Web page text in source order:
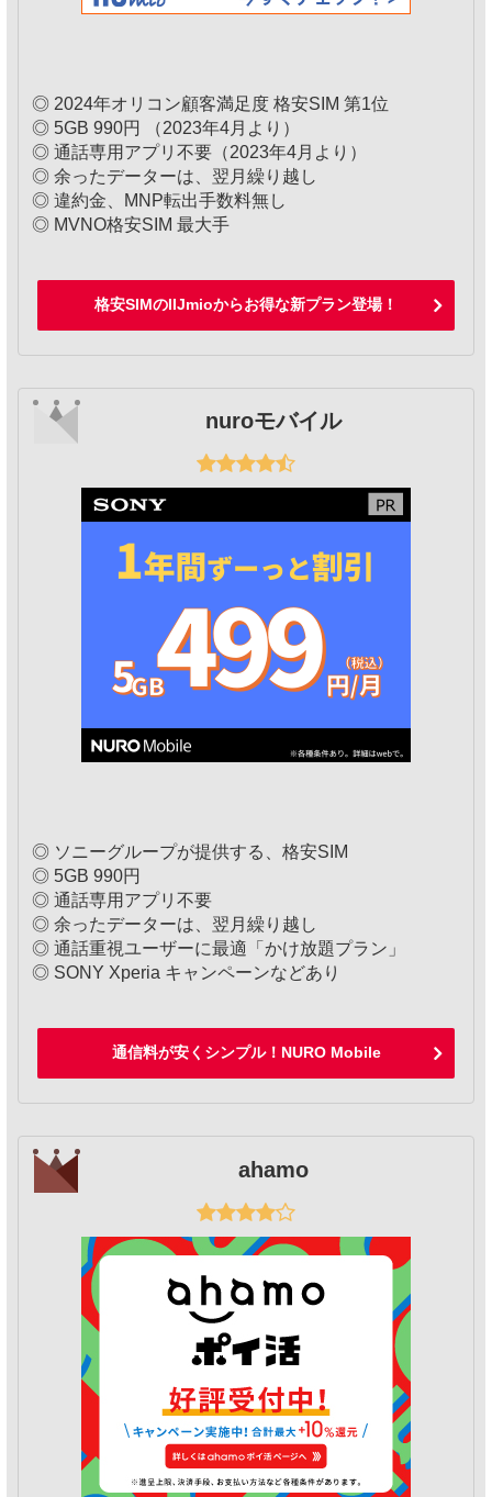
◎ 2024年オリコン顧客満足度 格安SIM 第1位
◎ 5GB 990円 （2023年4月より）
◎ 通話専用アプリ不要（2023年4月より）
◎ 余ったデーターは、翌月繰り越し
◎ 違約金、MNP転出手数料無し
◎ MVNO格安SIM 最大手
格安SIMのIIJmioからお得な新プラン登場！
nuroモバイル
◎ ソニーグループが提供する、格安SIM
◎ 5GB 990円
◎ 通話専用アプリ不要
◎ 余ったデーターは、翌月繰り越し
◎ 通話重視ユーザーに最適「かけ放題プラン」
◎ SONY Xperia キャンペーンなどあり
通信料が安くシンプル！NURO Mobile
ahamo